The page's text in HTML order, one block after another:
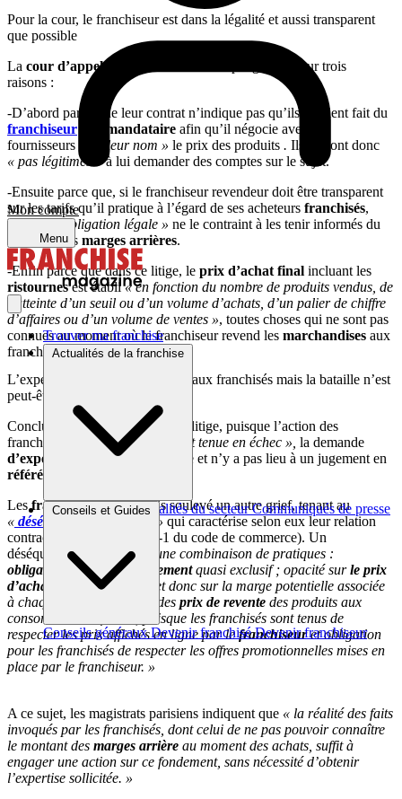
Mon compte
Menu
Trouver ma franchise
Actualités de la franchise
Brèves et actus Actualités du secteur Communiqués de presse
Conseils et Guides
Conseils généraux Devenir franchisé Devenir franchiseur
Pour la cour, le franchiseur est dans la légalité et aussi transparent
que possible
La cour d’appel de Paris
contredit les plaignants pour trois
raisons :
-D’abord parce que leur contrat n’indique pas qu’ils auraient fait du
franchiseur
mandataire afin qu’il négocie avec les
fournisseurs
« en leur nom » le prix des produits . Ils ne sont donc
« pas légitimes »à lui demander des comptes sur le sujet.
-Ensuite parce que, si le franchiseur revendeur doit être transparent
sur les tarifs qu’il pratique à l’égard de ses acheteurs franchisés,
«aucune obligation légale » ne le contraint à les tenir informés du
calcul de ses marges arrières.
-Enfin parce que dans ce litige, le prix d’achat final incluant les
ristournesest établi« en fonction du nombre de produits vendus, de
l’atteinte d’un seuil ou d’un volume d’achats, d’un palier de chiffre
d’affaires ou d’un volume de ventes », toutes choses qui ne sont pas
connues au moment où le franchiseur revend les marchandises aux
franchisés.
L’expertise judiciaire est refusée aux franchisés mais la bataille n’est
peut-être pas terminée
Conclusion de la cour : dans ce litige, puisque l’action des
franchisés
« serait manifestement tenue en échec », la demande
d’expertise judiciaire
est rejetée et n’y a pas lieu à un jugement en
référé.
Lesfranchisésont toutefois soulevé un autre grief, tenant au
« déséquilibre significatif » qui caractérise selon eux leur relation
contractuelle (article L 442-1 du code de commerce). Un
déséquilibre« généré par une combinaison de pratiques :
obligation d’approvisionnementquasi exclusif ; opacité surle prix
d’achat
final des produits et donc sur la marge potentielle associée
à chaque produit ;fixation des prix de revente des produits aux
consommateurs finaux, puisque les franchisés sont tenus de
respecter les prix affichés en ligne par lefranchiseuret obligation
pour les franchisés de respecter les offres promotionnelles mises en
place par le franchiseur. »
A ce sujet, les magistrats parisiens indiquent que « la réalité des faits
invoqués par les franchisés, dont celui de ne pas pouvoir connaître
le montant des marges arrière au moment des achats, suffit à
engager une action sur ce fondement, sans nécessité d’obtenir
l’expertise sollicitée. »